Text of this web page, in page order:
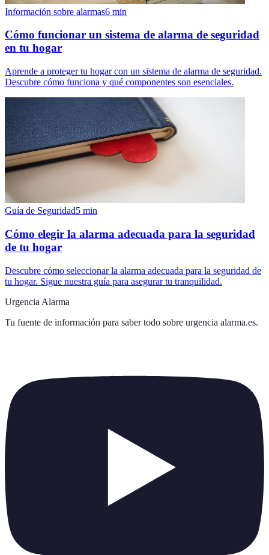
Información sobre alarmas6 min
Cómo funcionar un sistema de alarma de seguridad
en tu hogar
Aprende a proteger tu hogar con un sistema de alarma de seguridad.
Descubre cómo funciona y qué componentes son esenciales.
Guía de Seguridad5 min
Cómo elegir la alarma adecuada para la seguridad
de tu hogar
Descubre cómo seleccionar la alarma adecuada para la seguridad de
tu hogar. Sigue nuestra guía para asegurar tu tranquilidad.
Urgencia Alarma
Tu fuente de información para saber todo sobre urgencia alarma.es.